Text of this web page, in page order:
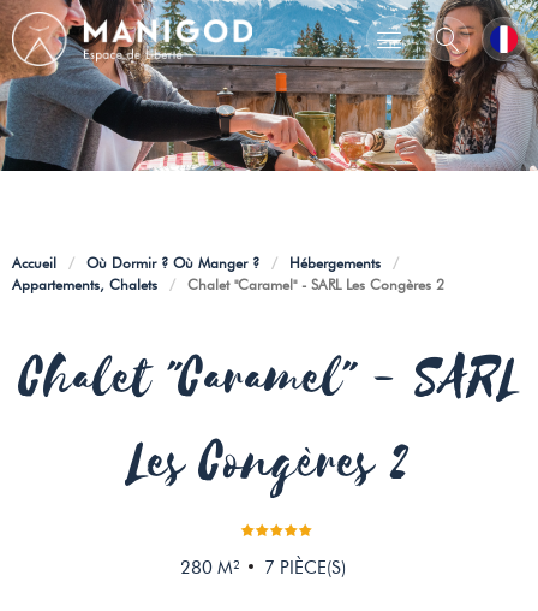
Accueil / Où Dormir ? Où Manger ? / Hébergements
/
Appartements, Chalets
/ Chalet "Caramel" - SARL Les Congères 2
Chalet "Caramel" - SARL
Les Congères 2
280 M² 7 PIÈCE(S)